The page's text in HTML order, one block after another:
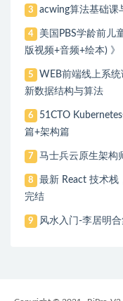
3 acwing算法基础课
4
美国PBS学龄前儿
版视频+音频+绘本) 》
5
WEB前端线上系
新数据结构与算法
6
51CTO
篇+架构篇
7 马士兵云原生架构
8
最新 React 技术
完结
9 风水入门-李居明